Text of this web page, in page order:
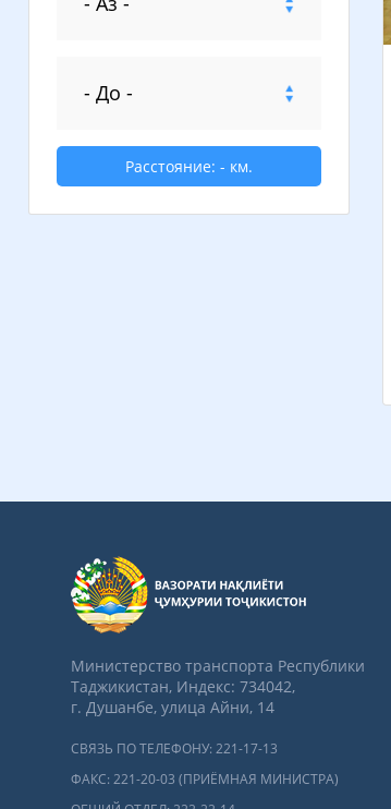
Расстояние: - км.
Министерство транспорта Республики
Таджикистан, Индекс: 734042,
г. Душанбе, улица Айни, 14
СВЯЗЬ ПО ТЕЛЕФОНУ: 221-17-13
ФАКС: 221-20-03 (ПРИЁМНАЯ МИНИСТРА)